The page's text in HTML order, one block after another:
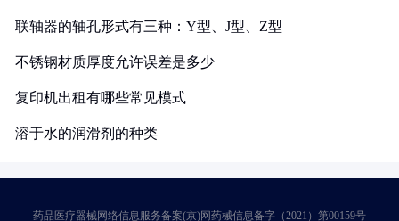
联轴器的轴孔形式有三种：Y型、J型、Z型
不锈钢材质厚度允许误差是多少
复印机出租有哪些常见模式
溶于水的润滑剂的种类
药品医疗器械网络信息服务备案(京)网药械信息备字（2021）第00159号